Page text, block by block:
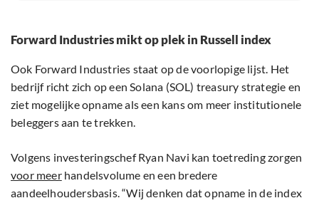
Forward Industries mikt op plek in Russell index
Ook Forward Industries staat op de voorlopige lijst. Het
bedrijf richt zich op een Solana (SOL) treasury strategie en
ziet mogelijke opname als een kans om meer institutionele
beleggers aan te trekken.
Volgens investeringschef Ryan Navi kan toetreding zorgen
voor meerhandelsvolume en een bredere
aandeelhoudersbasis. “Wij denken dat opname in de index